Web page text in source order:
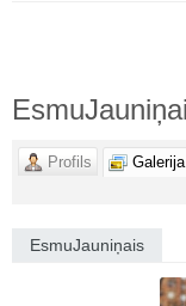
Profils Galerija
EsmuJauniņais